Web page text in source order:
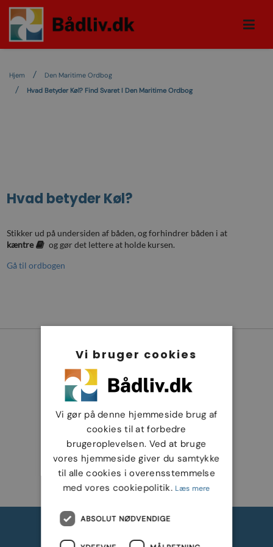
Hjem
Den Maritime Ordbog
Hvad Betyder Køl? Find Svaret I Den Maritime Ordbog
Hvad betyderKøl?
Stikker ud på undersiden af båden, og forhindrer båden i at
kæntre
og gør det lettere at holde kursen.
Gå til ordbogen
Vi bruger cookies
Vi gør på denne hjemmeside brug af
cookies til at forbedre
brugeroplevelsen. Ved at bruge
vores hjemmeside giver du samtykke
til alle cookies i overensstemmelse
med vores cookiepolitik. Læs mere
ABSOLUT NØDVENDIGE